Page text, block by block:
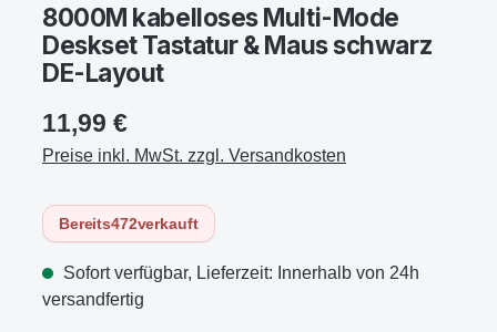
8000M kabelloses Multi-Mode
Deskset Tastatur & Maus schwarz
DE-Layout
11,99 €
Preise inkl. MwSt. zzgl. Versandkosten
Bereits472verkauft
Sofort verfügbar, Lieferzeit: Innerhalb von 24h
versandfertig